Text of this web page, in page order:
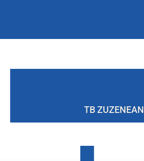
TB ZUZENEAN